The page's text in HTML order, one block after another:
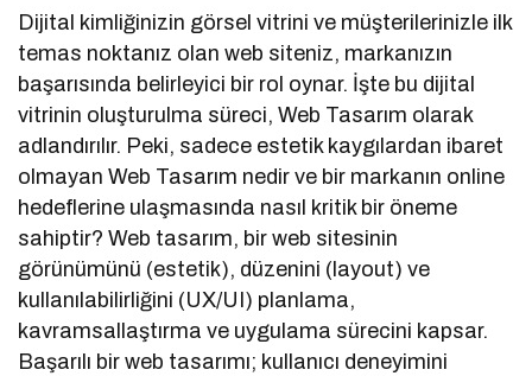
Dijital kimliğinizin görsel vitrini ve müşterilerinizle ilk
temas noktanız olan web siteniz, markanızın
başarısında belirleyici bir rol oynar. İşte bu dijital
vitrinin oluşturulma süreci, Web Tasarım olarak
adlandırılır. Peki, sadece estetik kaygılardan ibaret
olmayan Web Tasarım nedir ve bir markanın online
hedeflerine ulaşmasında nasıl kritik bir öneme
sahiptir? Web tasarım, bir web sitesinin
görünümünü (estetik), düzenini (layout) ve
kullanılabilirliğini (UX/UI) planlama,
kavramsallaştırma ve uygulama sürecini kapsar.
Başarılı bir web tasarımı; kullanıcı deneyimini